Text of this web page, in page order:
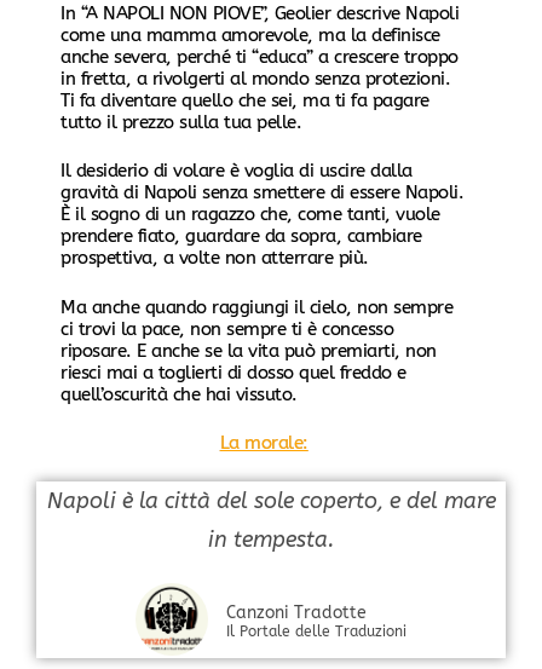
In “A NAPOLI NON PIOVE”, Geolier descrive Napoli
come una mamma amorevole, ma la definisce
anche severa, perché ti “educa” a crescere troppo
in fretta, a rivolgerti al mondo senza protezioni.
Ti fa diventare quello che sei, ma ti fa pagare
tutto il prezzo sulla tua pelle.
Il desiderio di volare è voglia di uscire dalla
gravità di Napoli senza smettere di essere Napoli.
È il sogno di un ragazzo che, come tanti, vuole
prendere fiato, guardare da sopra, cambiare
prospettiva, a volte non atterrare più.
Ma anche quando raggiungi il cielo, non sempre
ci trovi la pace, non sempre ti è concesso
riposare. E anche se la vita può premiarti, non
riesci mai a toglierti di dosso quel freddo e
quell’oscurità che hai vissuto.
La morale:
Napoli è la città del sole coperto, e del mare
in tempesta.
Canzoni Tradotte
Il Portale delle Traduzioni